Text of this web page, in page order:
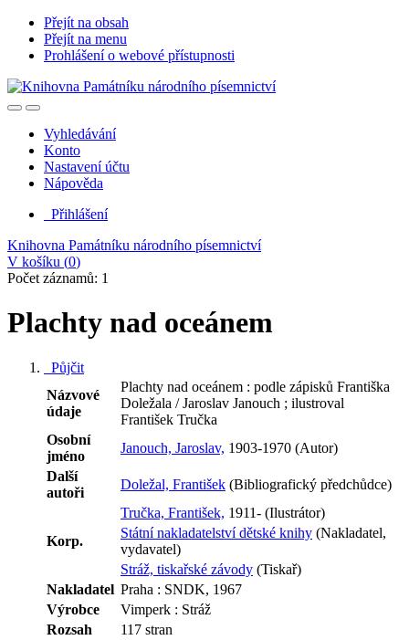
Přejít na obsah
Přejít na menu
Prohlášení o webové přístupnosti
Vyhledávání
Konto
Nastavení účtu
Nápověda
Přihlášení
Knihovna Památníku národního písemnictví
V košíku (0)
Počet záznamů: 1
Plachty nad oceánem
Půjčit
Názvové
údaje
Plachty nad oceánem : podle zápisků Františka
Doležala / Jaroslav Janouch ; ilustroval
František Tručka
Osobní
jméno
Janouch, Jaroslav, 1903-1970 (Autor)
Další
autoři
Doležal, František (Bibliografický předchůdce)
Tručka, František, 1911- (Ilustrátor)
Korp.
Státní nakladatelství dětské knihy (Nakladatel,
vydavatel)
Stráž, tiskařské závody (Tiskař)
Nakladatel Praha : SNDK, 1967
Výrobce
Vimperk : Stráž
Rozsah
117 stran